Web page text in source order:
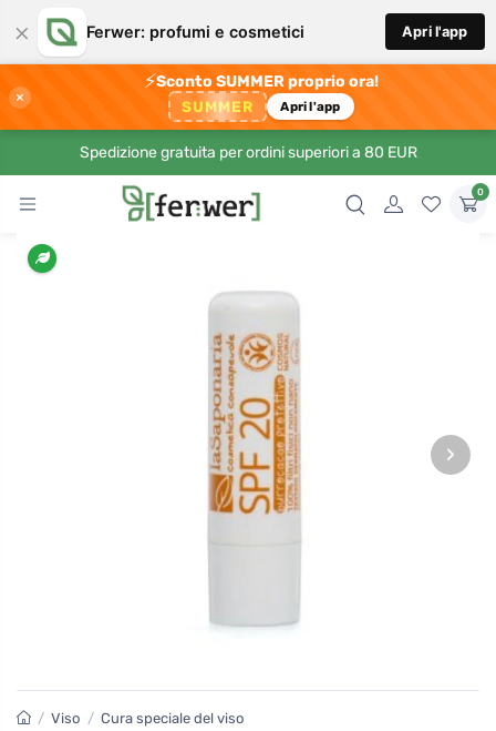
× Ferwer: profumi e cosmetici Apri l'app
×
⚡Sconto SUMMER proprio ora!
SUMMER Apri l'app
Spedizione gratuita per ordini superiori a 80 EUR
0
›
/ Viso / Cura speciale del viso